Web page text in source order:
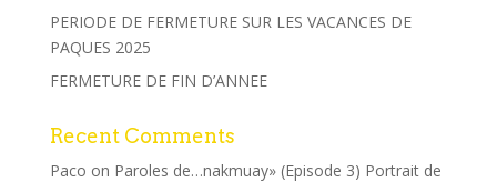
PERIODE DE FERMETURE SUR LES VACANCES DE
PAQUES 2025
FERMETURE DE FIN D’ANNEE
Recent Comments
Paco on Paroles de…nakmuay» (Episode 3) Portrait de